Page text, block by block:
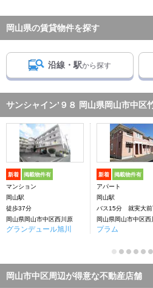
岡山県の賃貸物件を探す
沿線・駅から探す
サンシャイン’９８ 岡山県岡山市中区
新着 掲載物件有
マンション
岡山駅
徒歩37分
岡山県岡山市中区西川原
グランデュール旭川
新着 掲載物件有
アパート
岡山駅
バス15分 就実大前下車：
岡山県岡山市中区西
プラム
岡山市中区周辺が得意な不動産店舗